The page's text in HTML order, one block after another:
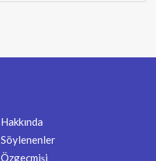
Hakkında
Söylenenler
Özgeçmişi